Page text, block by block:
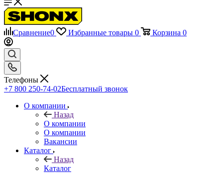
Сравнение0 Избранные товары 0 Корзина 0
Телефоны
+7 800 250-74-02Бесплатный звонок
О компании
Назад
О компании
О компании
Вакансии
Каталог
Назад
Каталог